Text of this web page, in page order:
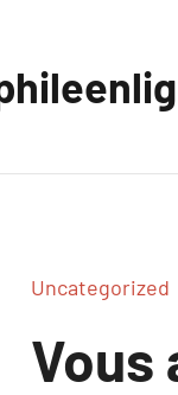
Uncategorized
Vous